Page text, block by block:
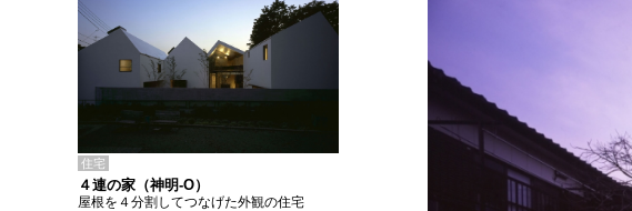
住宅
４連の家（神明-O）
屋根を４分割してつなげた外観の住宅